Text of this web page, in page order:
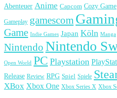
Abenteuer Anime Capcom Cozy Game
Gameplay gamescom
Game Indie Games Japan Köln Manga
Nintendo Nintendo
Open World PC Playstation
Release Review RPG Spiel Spiele
XBox Xbox One Xbox Series X Xbox